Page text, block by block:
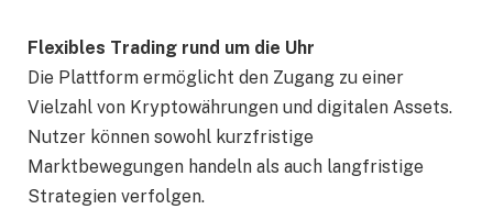
Flexibles Trading rund um die Uhr
Die Plattform ermöglicht den Zugang zu einer
Vielzahl von Kryptowährungen und digitalen Assets.
Nutzer können sowohl kurzfristige
Marktbewegungen handeln als auch langfristige
Strategien verfolgen.